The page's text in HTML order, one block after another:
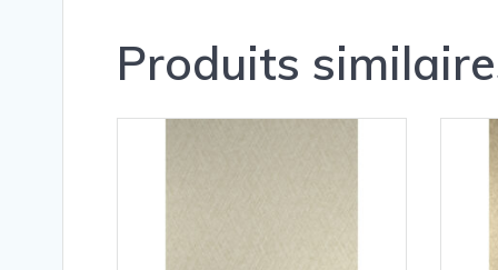
Produits